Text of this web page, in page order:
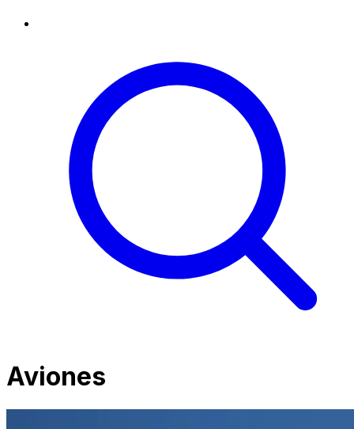
Aviones